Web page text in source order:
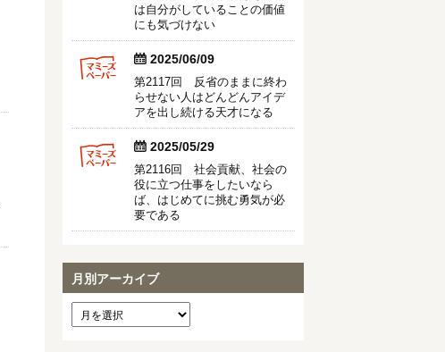
は自分がしていることの価値
にも気づけない
  2025/06/09
第2117回 反省のままに終わ
らせない人はどんどんアイデ
アを出し続ける天才になる
  2025/05/29
第2116回 社会貢献、社会の
役に立つ仕事をしたいなら
ば、はじめてに挑む勇気が必
要である
月別アーカイブ